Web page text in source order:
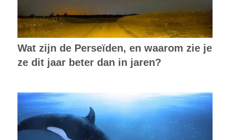
Wat zijn de Perseïden, en waarom zie je
ze dit jaar beter dan in jaren?